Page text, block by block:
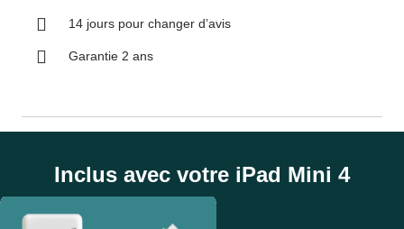
14 jours pour changer d’avis
Garantie 2 ans
Inclus avec votre iPad Mini 4